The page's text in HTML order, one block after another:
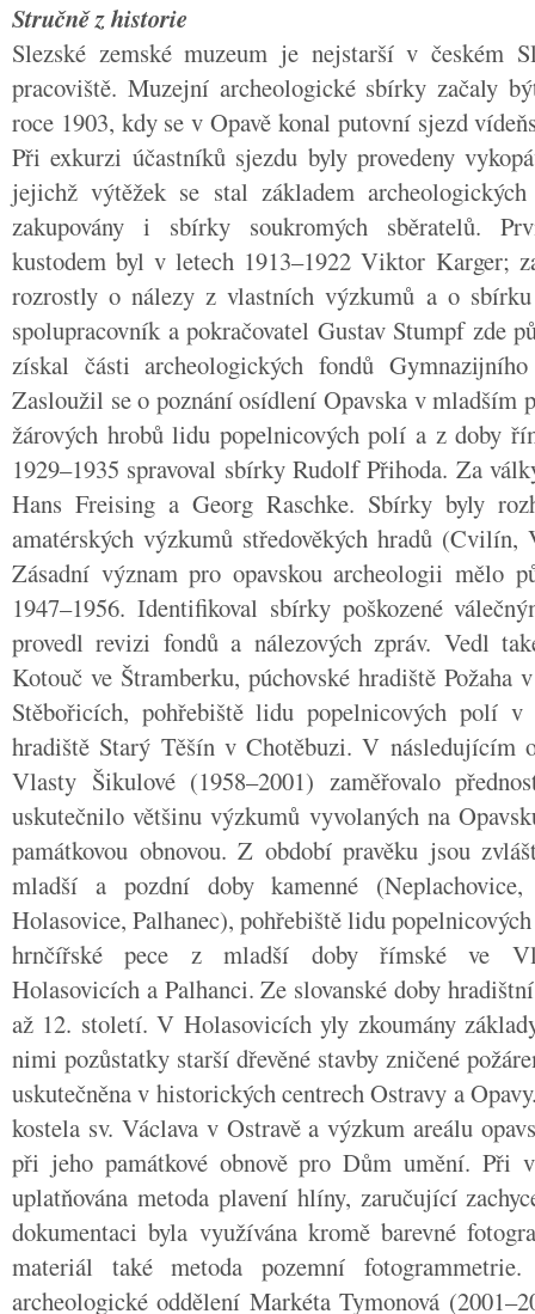
Stručně z historie
Slezské zemské muzeum je nejstarší v českém
pracoviště. Muzejní archeologické sbírky začaly
roce 1903, kdy se v Opavě konal putovní sjezd
Při exkurzi účastníků sjezdu byly provedeny
jejichž výtěžek se stal základem
zakupovány i sbírky soukromých sběratelů.
kustodem byl v letech 1913–1922 Viktor Karger;
rozrostly o nálezy z vlastních výzkumů a o
spolupracovník a pokračovatel Gustav Stumpf zde
získal části archeologických fondů
Zasloužil se o poznání osídlení Opavska v mladším
žárových hrobů lidu popelnicových polí a z doby
1929–1935 spravoval sbírky Rudolf Přihoda. Za
Hans Freising a Georg Raschke. Sbírky byly
amatérských výzkumů středověkých hradů (Cvilín,
Zásadní význam pro opavskou archeologii mělo
1947–1956. Identifikoval sbírky poškozené
provedl revizi fondů a nálezových zpráv. Vedl
Kotouč ve Štramberku, púchovské hradiště Požaha
Stěbořicích, pohřebiště lidu popelnicových polí v
hradiště Starý Těšín v Chotěbuzi. V následujícím
Vlasty Šikulové (1958–2001) zaměřovalo
uskutečnilo většinu výzkumů vyvolaných na
památkovou obnovou. Z období pravěku jsou
mladší a pozdní doby kamenné (Neplachovice,
Holasovice, Palhanec), pohřebiště lidu
hrnčířské pece z mladší doby římské ve
Holasovicích a Palhanci. Ze slovanské doby
až 12. století. V Holasovicích yly zkoumány
nimi pozůstatky starší dřevěné stavby zničené
uskutečněna v historických centrech Ostravy a
kostela sv. Václava v Ostravě a výzkum areálu
při jeho památkové obnově pro Dům umění. Při
uplatňována metoda plavení hlíny, zaručující
dokumentaci byla využívána kromě barevné
materiál také metoda pozemní
archeologické oddělení Markéta Tymonová